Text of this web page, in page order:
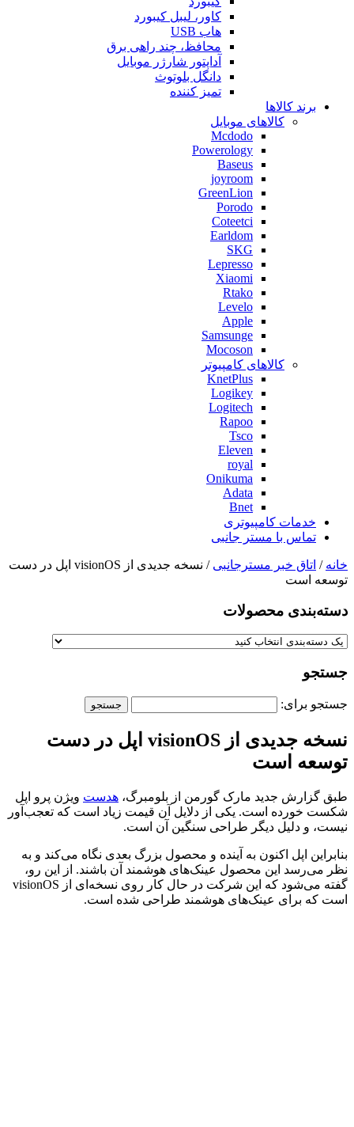
کاور، لیبل کیبورد
هاب USB
محافظ، چند راهی برق
آداپتور شارژر موبایل
دانگل بلوتوث
تمیز کننده
برند کالاها
کالاهای موبایل
Mcdodo
Powerology
Baseus
joyroom
GreenLion
Porodo
Coteetci
Earldom
SKG
Lepresso
Xiaomi
Rtako
Levelo
Apple
Samsunge
Mocoson
کالاهای کامپیوتر
KnetPlus
Logikey
Logitech
Rapoo
Tsco
Eleven
royal
Onikuma
Adata
Bnet
خدمات کامپیوتری
تماس با مستر جانبی
خانه / اتاق خبر مسترجانبی
/ نسخه جدیدی از visionOS اپل در دست
توسعه است
دسته‌بندی‌ محصولات
جستجو
جستجو برای:
نسخه جدیدی از visionOS اپل در دست
توسعه است
طبق گزارش جدید مارک گورمن از بلومبرگ، هدست ویژن پرو اپل
شکست خورده است. یکی از دلایل آن قیمت زیاد است که تعجب‌آور
نیست، و دلیل دیگر طراحی سنگین آن است.
بنابراین اپل اکنون به آینده و محصول بزرگ بعدی نگاه می‌کند و به
نظر می‌رسد این محصول عینک‌های هوشمند آن باشند. از این رو،
گفته می‌شود که این شرکت در حال کار روی نسخه‌ای از visionOS
است که برای عینک‌های هوشمند طراحی شده است.